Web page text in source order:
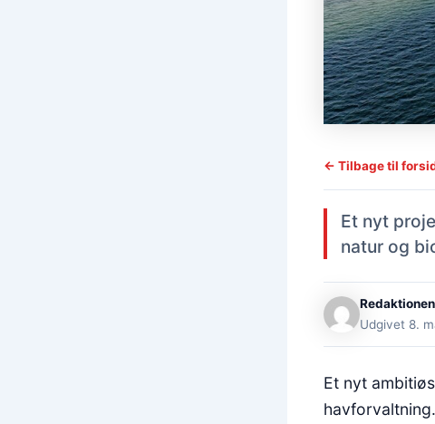
← Tilbage til
Et nyt
natur og
Redaktionen
Udgivet 8.
Et nyt